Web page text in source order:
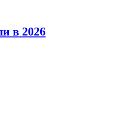
в 2026